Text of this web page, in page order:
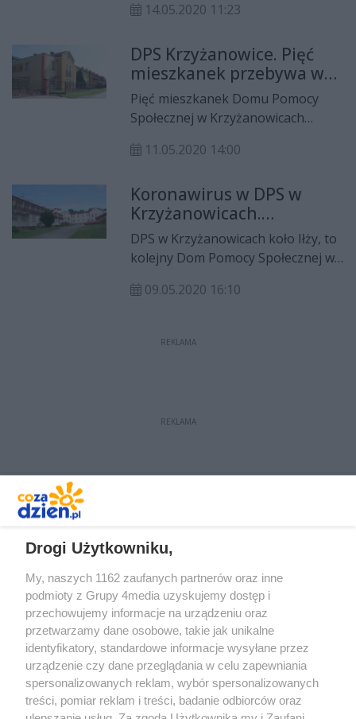
podopieczne. Po drugiej serii
wynik ma 14 z 76 przebadanych
pracowników. W pierwszej serii
testów wykryto osiem przypadków
pozytywnych.
14.05.2020 11:23
DPS Krzyżanowice. Pięć
mieszkanek przebywa w
szpitalu
Pięć mieszkanek Domu Pomocy
Społecznej w Krzyżanowicach
większość z nich przebywa w
Specjalistycznym. W poniedziałek,
11maja DPS odwiedził Waldemar
Trelka, starosta radomski.
11.05.2020 14:00
Koronawirus w DPS w
Krzyżanowicach.
Zarażonych jest 11 osób
DPS w Krzyżanowicach koło Iłży, to
kolejny Dom Pomocy Społecznej w
wykryto koronawirusa. Zakażenie
i ośmiu osób z personelu.
poniedziałek, 11 maja ma spotkać
09.05.2020 16:10
REKLAMA
REKLAMA
Redakcja Reklama Prywatność
Praca Łódź
the:protocol
Drogi Użytkowniku,
My, naszych 1162 zaufanych partnerów oraz inne
podmioty z Grupy 4media uzyskujemy dostęp i
przechowujemy informacje na urządzeniu oraz
przetwarzamy dane osobowe, takie jak unikalne
identyfikatory, standardowe informacje wysyłane przez
urządzenie czy dane przeglądania w celu zapewniania
spersonalizowanych reklam, wybór spersonalizowanych
treści, pomiar reklam i treści, badanie odbiorców oraz